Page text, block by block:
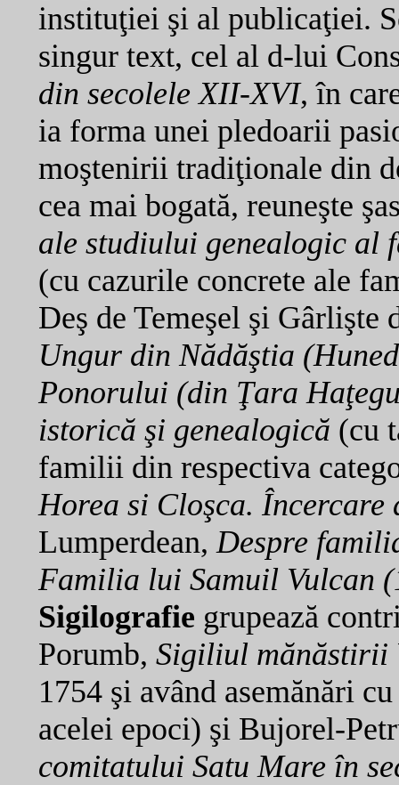
instituţiei şi al publicaţiei.
singur text, cel al d-lui
din secolele XII-XVI, în
ia forma unei pledoarii
moştenirii tradiţionale din
cea mai bogată, reuneşte
ale studiului genealogic al
(cu cazurile concrete ale
Deş de Temeşel şi
Ungur din Nădăştia
Ponorului (din Ţara
istorică şi genealogică (cu
familii din respectiva
Horea si Cloşca. Încercare
Lumperdean,Despre
Familia lui Samuil Vulcan
Sigilografie grupează
Porumb, Sigiliul mănăstirii
1754 şi având asemănări
acelei epoci) şi Bujorel-
comitatului Satu Mare în